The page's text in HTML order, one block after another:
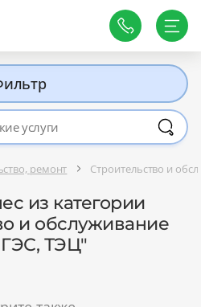
ремонт Строительство и
из категории
и обслуживание
ТЭЦ"